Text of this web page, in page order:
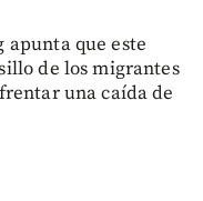
apunta que este
de los migrantes
una caída de